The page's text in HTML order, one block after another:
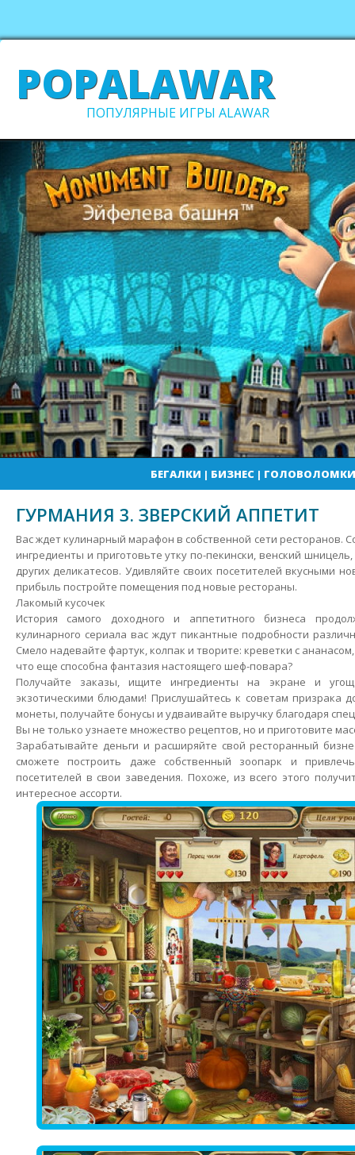
POPALAWAR
ПОПУЛЯРНЫЕ ИГРЫ ALAWAR
БЕГАЛКИ | БИЗНЕС| ГОЛОВОЛОМКИ
ГУРМАНИЯ 3. ЗВЕРСКИЙ АППЕТИТ
Вас ждет кулинарный марафон в собственной сети ресторанов.
ингредиенты и приготовьте утку по-пекински, венский
других деликатесов. Удивляйте своих посетителей вкусными
прибыль постройте помещения под новые рестораны.
Лакомый кусочек
История самого доходного и аппетитного бизнеса
кулинарного сериала вас ждут пикантные подробности
Смело надевайте фартук, колпак и творите: креветки с
что еще способна фантазия настоящего шеф-повара?
Получайте заказы, ищите ингредиенты на экране и
экзотическими блюдами! Прислушайтесь к советам призрака
монеты, получайте бонусы и удваивайте выручку благодаря
Вы не только узнаете множество рецептов, но и приготовите
Зарабатывайте деньги и расширяйте свой ресторанный
сможете построить даже собственный зоопарк и
посетителей в свои заведения. Похоже, из всего этого
интересное ассорти.